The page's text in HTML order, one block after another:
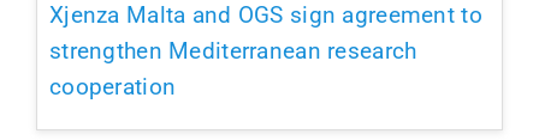
Xjenza Malta and OGS sign agreement to
strengthen Mediterranean research
cooperation